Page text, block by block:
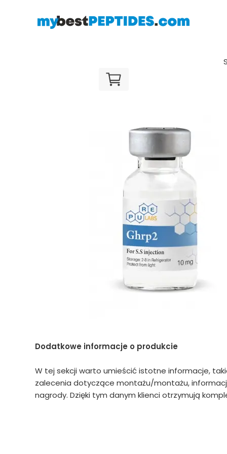
Dodatkowe informacje o produkcie
W tej sekcji warto umieścić istotne informacje,
zalecenia dotyczące montażu/montażu,
nagrody. Dzięki tym danym klienci otrzymują